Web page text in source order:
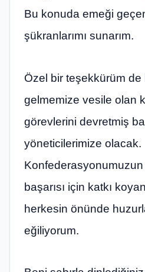
Bu konuda emeği
şükranlarımı sunarım.
Özel bir teşekkürüm de
gelmemize vesile olan
görevlerini devretmiş
yöneticilerimize olacak.
Konfederasyonumuzun
başarısı için katkı
herkesin önünde
eğiliyorum.